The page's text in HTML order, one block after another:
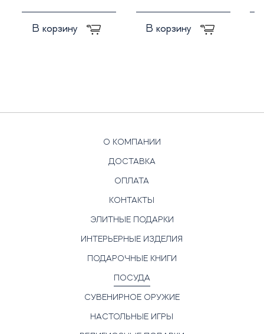
В корзину В корзину
О КОМПАНИИ
ДОСТАВКА
ОПЛАТА
КОНТАКТЫ
ЭЛИТНЫЕ ПОДАРКИ
ИНТЕРЬЕРНЫЕ ИЗДЕЛИЯ
ПОДАРОЧНЫЕ КНИГИ
ПОСУДА
СУВЕНИРНОЕ ОРУЖИЕ
НАСТОЛЬНЫЕ ИГРЫ